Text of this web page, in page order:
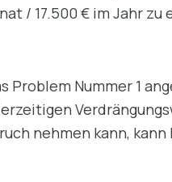
/ 17.500 € im Jahr
Nummer 1
nehmen kann,